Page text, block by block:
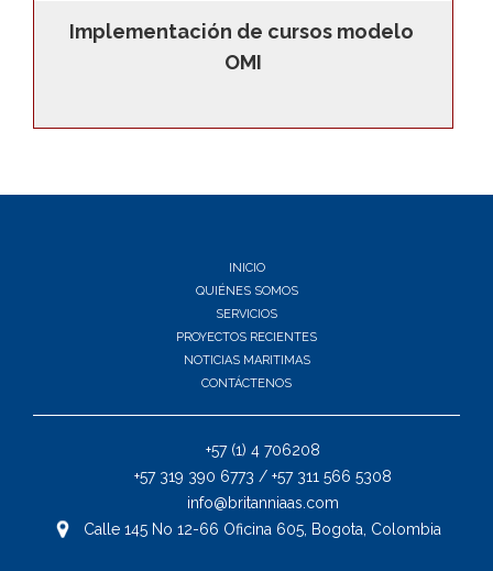
Implementación de cursos modelo
OMI
INICIO
QUIÉNES SOMOS
SERVICIOS
PROYECTOS RECIENTES
NOTICIAS MARITIMAS
CONTÁCTENOS
+57 (1) 4 706208
+57 319 390 6773 / +57 311 566 5308
info@britanniaas.com
Calle 145 No 12-66 Oficina 605, Bogota, Colombia